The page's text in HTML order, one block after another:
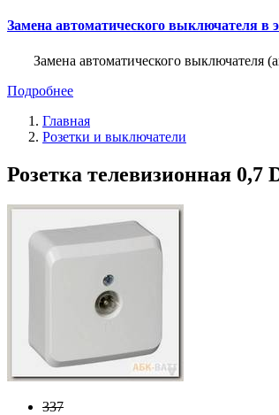
Замена автоматического выключателя
Замена автоматического выключателя
Подробнее
Главная
Розетки и выключатели
Розетка телевизионная
337